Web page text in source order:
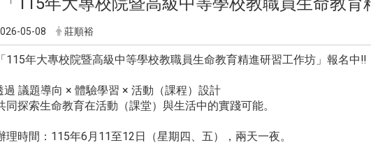
05-08 莊順裕
年大專校院暨高級中等學校教職員生命教育精進研習工作坊」報名中‼️
過 議題導向 × 體驗學習 × 活動（課程）設計
同探索生命教育在活動（課堂）與生活中的實踐可能。
理時間：115年6月11至12日（星期四、五），兩天一夜。